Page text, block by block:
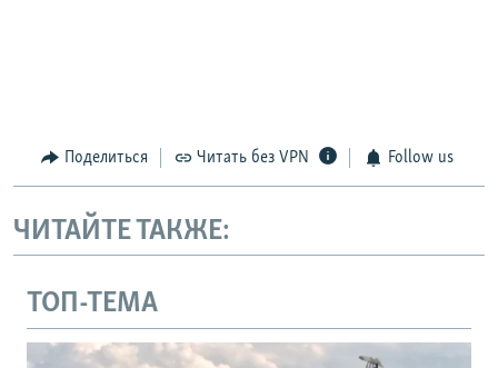
Поделиться Читать без VPN Follow us
ЧИТАЙТЕ ТАКЖЕ:
ТОП-ТЕМА